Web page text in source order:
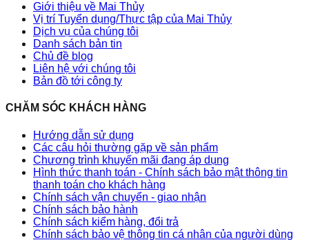
Giới thiệu về Mai Thủy
Vị trí Tuyển dụng/Thực tập của Mai Thủy
Dịch vụ của chúng tôi
Danh sách bản tin
Chủ đề blog
Liên hệ với chúng tôi
Bản đồ tới công ty
CHĂM SÓC KHÁCH HÀNG
Hướng dẫn sử dụng
Các câu hỏi thường gặp về sản phẩm
Chương trình khuyến mãi đang áp dụng
Hình thức thanh toán - Chính sách bảo mật thông tin
thanh toán cho khách hàng
Chính sách vận chuyển - giao nhận
Chính sách bảo hành
Chính sách kiểm hàng, đổi trả
Chính sách bảo vệ thông tin cá nhân của người dùng